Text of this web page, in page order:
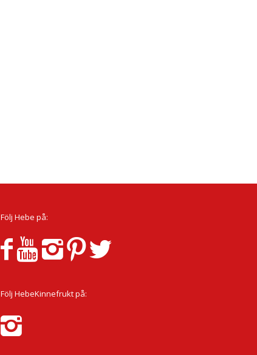
Följ Hebe på:
Följ HebeKinnefrukt på: